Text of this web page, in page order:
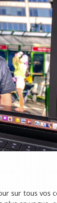
sur tous vos